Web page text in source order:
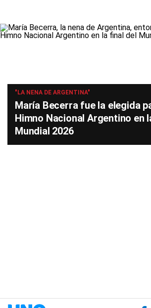
"LA NENA DE ARGENTINA"
María Becerra fue la elegida
Himno Nacional Argentino en
Mundial 2026